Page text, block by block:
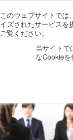
このウェブサイトでは
イズされたサービスを
ご覧ください。
当サイトで
なCookieを
2022年 10月